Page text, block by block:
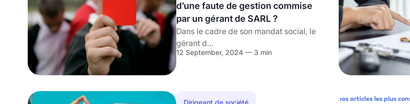
d’une faute de gestion commise
par un gérant de SARL ?
Dans le cadre de son mandat social, le
gérant d…
12 September, 2024 — 3 min
Dirigeant de société